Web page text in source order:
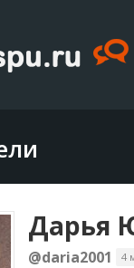
Дарья
@daria2001 4